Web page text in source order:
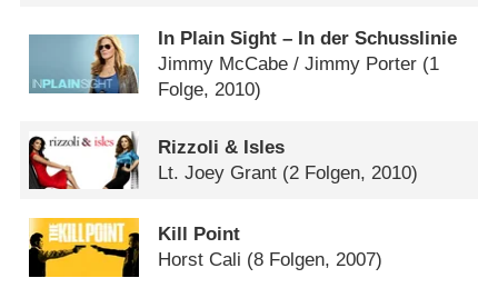
In Plain Sight – In der Schusslinie
Jimmy McCabe /​ Jimmy Porter (1
Folge, 2010)
Rizzoli & Isles
Lt. Joey Grant (2 Folgen, 2010)
Kill Point
Horst Cali (8 Folgen, 2007)